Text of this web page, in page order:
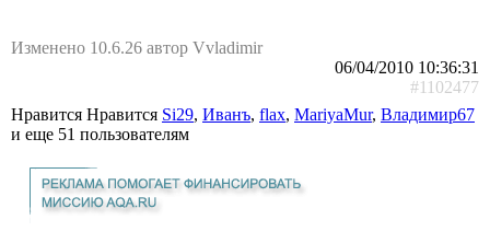
Изменено 10.6.26 автор Vvladimir
06/04/2010 10:36:31
#1102477
Нравится Нравится Si29, Иванъ, flax, MariyaMur, Владимир67
и еще 51 пользователям